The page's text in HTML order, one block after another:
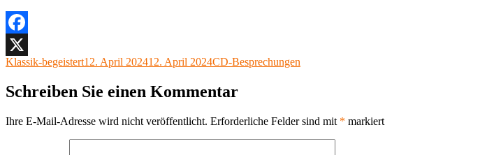
Facebook
X
Autor
Klassik-begeistertVeröffentlicht
12. April 202412. April 2024Kategorien
CD-Besprechungen
Schreiben Sie einen Kommentar
Ihre E-Mail-Adresse wird nicht veröffentlicht. Erforderliche Felder sind mit * markiert